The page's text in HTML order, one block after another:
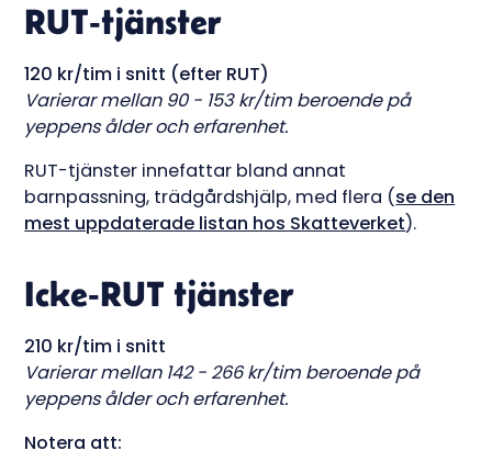
RUT-tjänster
120 kr/tim i snitt (efter RUT)
Varierar mellan 90 - 153 kr/tim beroende på
yeppens ålder och erfarenhet.
RUT-tjänster innefattar bland annat
barnpassning, trädgårdshjälp, med flera (se den
mest uppdaterade listan hos Skatteverket).
Icke-RUT tjänster
210 kr/tim i snitt
Varierar mellan 142 - 266 kr/tim beroende på
yeppens ålder och erfarenhet.
Notera att: